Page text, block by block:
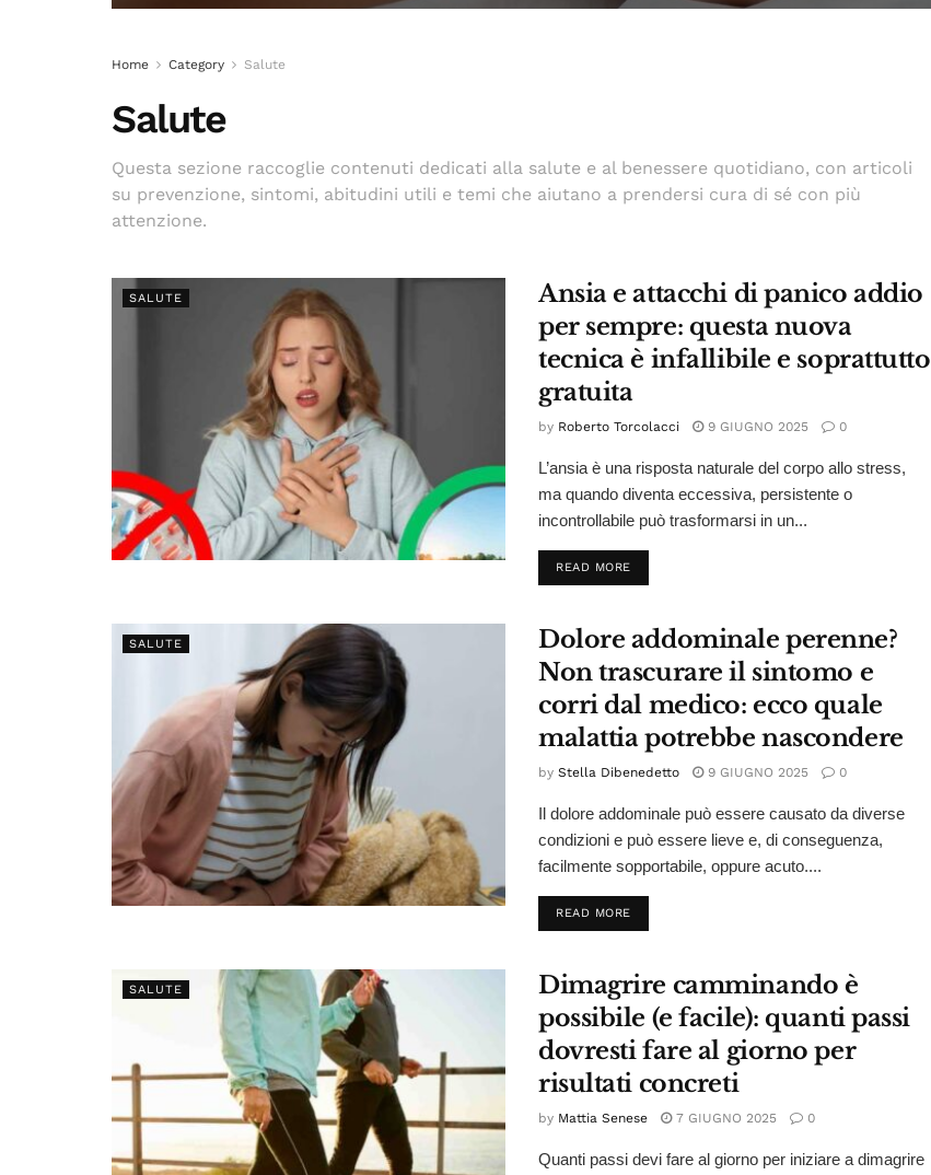
Home Category Salute
Salute
Questa sezione raccoglie contenuti dedicati alla salute e al benessere quotidiano, con articoli
su prevenzione, sintomi, abitudini utili e temi che aiutano a prendersi cura di sé con più
attenzione.
SALUTE
Ansia e attacchi di panico addio
per sempre: questa nuova
tecnica è infallibile e soprattutto
gratuita
by Roberto Torcolacci 9 GIUGNO 2025 0
L’ansia è una risposta naturale del corpo allo stress,
ma quando diventa eccessiva, persistente o
incontrollabile può trasformarsi in un...
READ MOREDETAILS
SALUTE
Dolore addominale perenne?
Non trascurare il sintomo e
corri dal medico: ecco quale
malattia potrebbe nascondere
by Stella Dibenedetto 9 GIUGNO 2025 0
Il dolore addominale può essere causato da diverse
condizioni e può essere lieve e, di conseguenza,
facilmente sopportabile, oppure acuto....
READ MOREDETAILS
SALUTE
Dimagrire camminando è
possibile (e facile): quanti passi
dovresti fare al giorno per
risultati concreti
by Mattia Senese 7 GIUGNO 2025 0
Quanti passi devi fare al giorno per iniziare a dimagrire